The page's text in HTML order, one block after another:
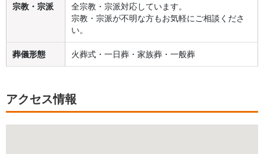
宗教・宗派
全宗教・宗派対応しています。
宗教・宗派が不明な方もお気軽にご相談くださ
い。
葬儀形態 火葬式・一日葬・家族葬・一般葬
アクセス情報